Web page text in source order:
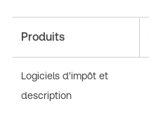
Produits
Logiciels d'impôt et
description